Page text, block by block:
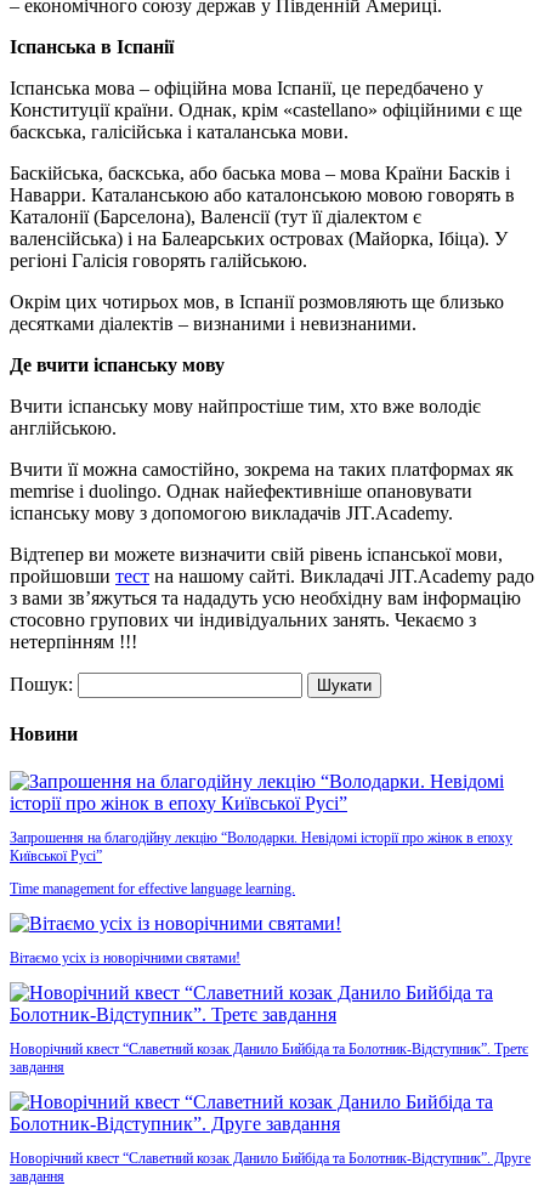
– економічного союзу держав у Південній Америці.
Іспанська в Іспанії
Іспанська мова – офіційна мова Іспанії, це передбачено у
Конституції країни. Однак, крім «castellano» офіційними є ще
баскська, галісійська і каталанська мови.
Баскійська, баскська, або баська мова – мова Країни Басків і
Наварри. Каталанською або каталонською мовою говорять в
Каталонії (Барселона), Валенсії (тут її діалектом є
валенсійська) і на Балеарських островах (Майорка, Ібіца). У
регіоні Галісія говорять галійською.
Окрім цих чотирьох мов, в Іспанії розмовляють ще близько
десятками діалектів – визнаними і невизнаними.
Де вчити іспанську мову
Вчити іспанську мову найпростіше тим, хто вже володіє
англійською.
Вчити її можна самостійно, зокрема на таких платформах як
memrise і duolingo. Однак найефективніше опановувати
іспанську мову з допомогою викладачів JIT.Academy.
Відтепер ви можете визначити свій рівень іспанської мови,
пройшовши тест на нашому сайті. Викладачі JIT.Academy радо
з вами зв’яжуться та нададуть усю необхідну вам інформацію
стосовно групових чи індивідуальних занять. Чекаємо з
нетерпінням !!!
Пошук:
Новини
Запрошення на благодійну лекцію “Володарки. Невідомі історії про жінок в епоху
Київської Русі”
Time management for effective language learning.
Вітаємо усіх із новорічними святами!
Новорічний квест “Славетний козак Данило Бийбіда та Болотник-Відступник”. Третє
завдання
Новорічний квест “Славетний козак Данило Бийбіда та Болотник-Відступник”. Друге
завдання